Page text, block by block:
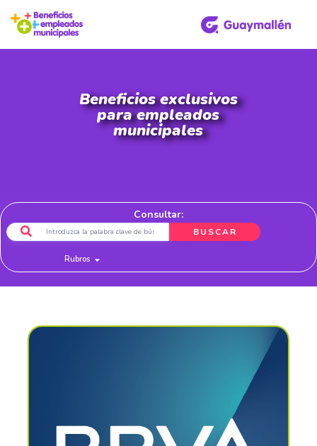
Beneficios exclusivos
para empleados
municipales
Consultar:
BUSCAR
Rubros